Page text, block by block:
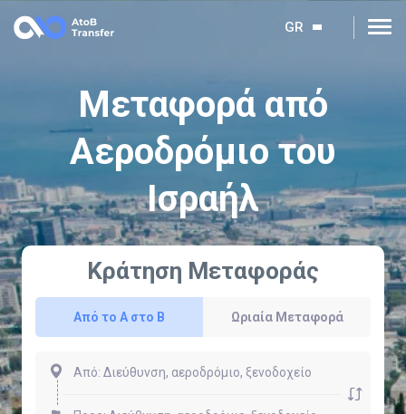
GR
Μεταφορά από
Αεροδρόμιο του
Ισραήλ
Κράτηση Μεταφοράς
Από το Α στο Β Ωριαία Μεταφορά